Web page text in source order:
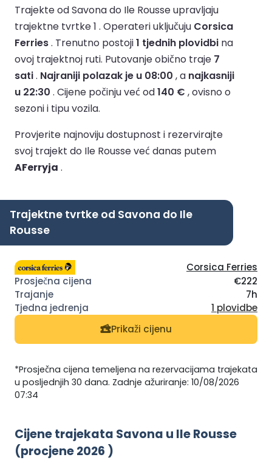
Trajekte od Savona do Ile Rousse upravljaju
trajektne tvrtke 1 . Operateri uključuju Corsica
Ferries. Trenutno postoji1 tjednih plovidbi na
ovoj trajektnoj ruti. Putovanje obično traje 7
sati. Najraniji polazak je u 08:00 , a najkasniji
u 22:30 . Cijene počinju već od140 € , ovisno o
sezoni i tipu vozila.
Provjerite najnoviju dostupnost i rezervirajte
svoj trajekt do Ile Rousse već danas putem
AFerryja .
Trajektne tvrtke od Savona do Ile
Rousse
Corsica Ferries
€222
7h
1 plovidbe
Prikaži cijenu
*Prosječna cijena temeljena na rezervacijama trajekata
u posljednjih 30 dana. Zadnje ažuriranje: 10/08/2026
07:34
Cijene trajekata Savona u Ile Rousse
(procjene 2026 )